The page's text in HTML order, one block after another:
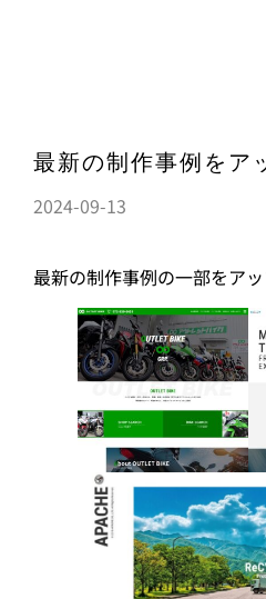
最新の制作事例をア
2024-09-13
最新の制作事例の一部をアッ